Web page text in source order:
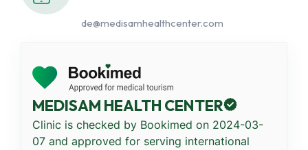
de@medisamhealthcenter.com
MEDISAM HEALTH CENTER
Clinic is checked by Bookimed on 2024-03-
07 and approved for serving international